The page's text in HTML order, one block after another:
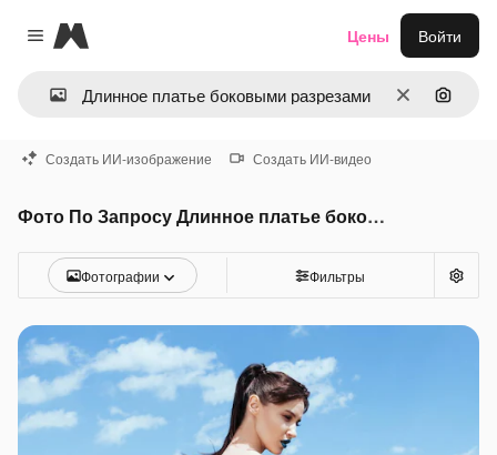
Close menu
Magnific
ОчиститьПоиск
Цены Войти
Создать ИИ-изображение Создать ИИ-видео
Фото По Запросу Длинное платье боковыми разрезами
Фотографии Фильтры